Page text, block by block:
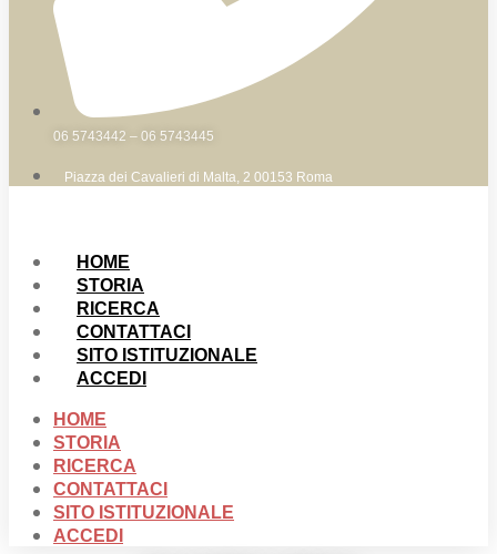
06 5743442 – 06 5743445
Piazza dei Cavalieri di Malta, 2 00153 Roma
HOME
STORIA
RICERCA
CONTATTACI
SITO ISTITUZIONALE
ACCEDI
HOME
STORIA
RICERCA
CONTATTACI
SITO ISTITUZIONALE
ACCEDI